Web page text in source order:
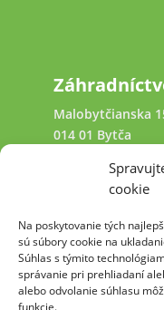
cookie
Na poskytovanie tých
sú súbory cookie na
Súhlas s týmito
správanie pri prehliadaní
alebo odvolanie súhlasu
funkcie.
Malobytčianska
014 01 Bytča
+421 940